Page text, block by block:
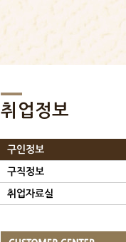
취업정보
구인정보
구직정보
취업자료실